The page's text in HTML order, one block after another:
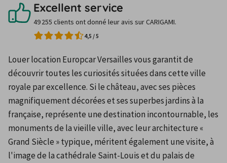
Excellent service
49 255 clients ont donné leur avis sur CARIGAMI.
4,5 /5
Louer location Europcar Versailles vous garantit de
découvrir toutes les curiosités situées dans cette ville
royale par excellence. Si le château, avec ses pièces
magnifiquement décorées et ses superbes jardins à la
française, représente une destination incontournable, les
monuments de la vieille ville, avec leur architecture «
Grand Siècle » typique, méritent également une visite, à
l'image de la cathédrale Saint-Louis et du palais de